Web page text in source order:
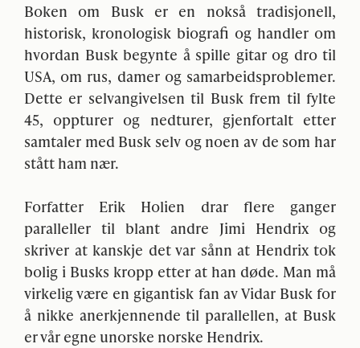
Boken om Busk er en nokså tradisjonell,
historisk, kronologisk biografi og handler om
hvordan Busk begynte å spille gitar og dro til
USA, om rus, damer og samarbeidsproblemer.
Dette er selvangivelsen til Busk frem til fylte
45, oppturer og nedturer, gjenfortalt etter
samtaler med Busk selv og noen av de som har
stått ham nær.
Forfatter Erik Holien drar flere ganger
paralleller til blant andre Jimi Hendrix og
skriver at kanskje det var sånn at Hendrix tok
bolig i Busks kropp etter at han døde. Man må
virkelig være en gigantisk fan av Vidar Busk for
å nikke anerkjennende til parallellen, at Busk
er vår egne unorske norske Hendrix.